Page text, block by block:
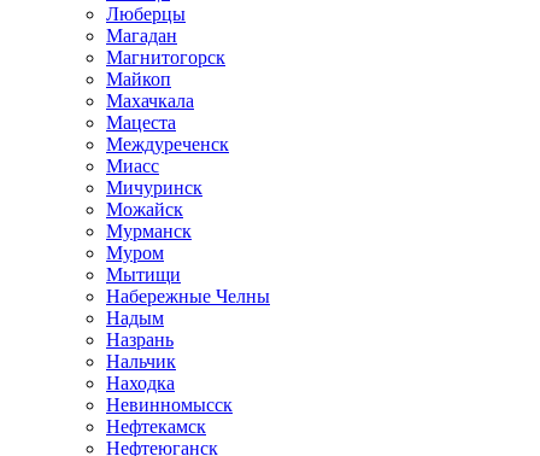
Люберцы
Магадан
Магнитогорск
Майкоп
Махачкала
Мацеста
Междуреченск
Миасс
Мичуринск
Можайск
Мурманск
Муром
Мытищи
Набережные Челны
Надым
Назрань
Нальчик
Находка
Невинномысск
Нефтекамск
Нефтеюганск